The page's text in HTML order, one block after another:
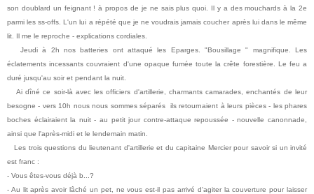
son doublard un feignant ! à propos de je ne sais plus quoi. Il y a des mouchards à la 2e
parmi les ss-offs. L'un lui a répété que je ne voudrais jamais coucher après lui dans le même
lit. Il me le reproche - explications cordiales.
Jeudi à 2h nos batteries ont attaqué les Eparges. "Bousillage " magnifique. Les
éclatements incessants couvraient d'une opaque fumée toute la crête forestière. Le feu a
duré jusqu'au soir et pendant la nuit.
Ai dîné ce soir-là avec les officiers d'artillerie, charmants camarades, enchantés de leur
besogne - vers 10h nous nous sommes séparés ils retournaient à leurs pièces - les phares
boches éclairaient la nuit - au petit jour contre-attaque repoussée - nouvelle canonnade,
ainsi que l'après-midi et le lendemain matin.
Les trois questions du lieutenant d'artillerie et du capitaine Mercier pour savoir si un invité
est franc :
- Vous êtes-vous déjà b...?
- Au lit après avoir lâché un pet, ne vous est-il pas arrivé d'agiter la couverture pour laisser